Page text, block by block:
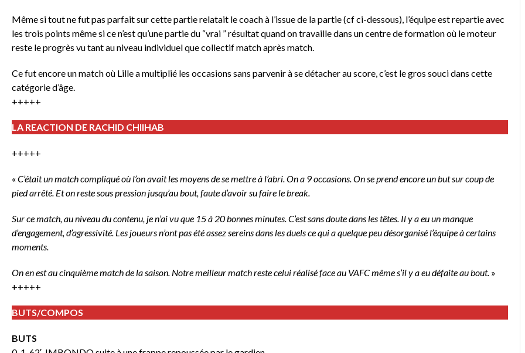
Même si tout ne fut pas parfait sur cette partie relatait le coach à l’issue de la partie (cf ci-dessous), l’équipe est repartie avec
les trois points même si ce n’est qu’une partie du “vrai ” résultat quand on travaille dans un centre de formation où le moteur
reste le progrès vu tant au niveau individuel que collectif match après match.
Ce fut encore un match où Lille a multiplié les occasions sans parvenir à se détacher au score, c’est le gros souci dans cette
catégorie d’âge.
+++++
LA REACTION DE RACHID CHIIHAB
+++++
« C’était un match compliqué où l’on avait les moyens de se mettre à l’abri. On a 9 occasions. On se prend encore un but sur coup de
pied arrêté. Et on reste sous pression jusqu’au bout, faute d’avoir su faire le break.
Sur ce match, au niveau du contenu, je n’ai vu que 15 à 20 bonnes minutes. C’est sans doute dans les têtes. Il y a eu un manque
d’engagement, d’agressivité. Les joueurs n’ont pas été assez sereins dans les duels ce qui a quelque peu désorganisé l’équipe à certains
moments.
On en est au cinquième match de la saison. Notre meilleur match reste celui réalisé face au VAFC même s’il y a eu défaite au bout. »
+++++
BUTS/COMPOS
BUTS